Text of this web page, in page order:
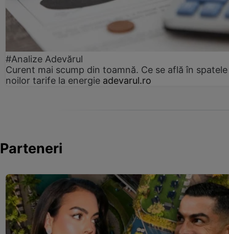
#Analize Adevărul
Curent mai scump din toamnă. Ce se află în spatele
noilor tarife la energie adevarul.ro
Parteneri